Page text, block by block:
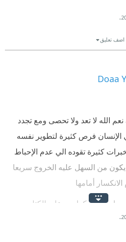
.
اضف تعليق
Doaa
نعم الله لا تعد ولا تحصى ومع تجدد
الإنسان فرص كثيرة لتطوير نفسه
كثيرة تقوده الي عدم الإحباط
يكون من السهل عليه الخروج سريعا
أمامها
جدا وقيم شكرا بجد علي الكتاب
.